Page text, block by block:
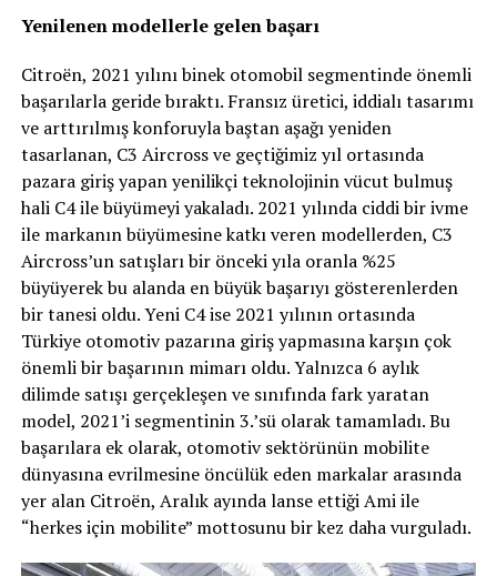
Yenilenen modellerle gelen başarı
Citroën, 2021 yılını binek otomobil segmentinde önemli
başarılarla geride bıraktı. Fransız üretici, iddialı tasarımı
ve arttırılmış konforuyla baştan aşağı yeniden
tasarlanan, C3 Aircross ve geçtiğimiz yıl ortasında
pazara giriş yapan yenilikçi teknolojinin vücut bulmuş
hali C4 ile büyümeyi yakaladı. 2021 yılında ciddi bir ivme
ile markanın büyümesine katkı veren modellerden, C3
Aircross’un satışları bir önceki yıla oranla %25
büyüyerek bu alanda en büyük başarıyı gösterenlerden
bir tanesi oldu. Yeni C4 ise 2021 yılının ortasında
Türkiye otomotiv pazarına giriş yapmasına karşın çok
önemli bir başarının mimarı oldu. Yalnızca 6 aylık
dilimde satışı gerçekleşen ve sınıfında fark yaratan
model, 2021’i segmentinin 3.’sü olarak tamamladı. Bu
başarılara ek olarak, otomotiv sektörünün mobilite
dünyasına evrilmesine öncülük eden markalar arasında
yer alan Citroën, Aralık ayında lanse ettiği Ami ile
“herkes için mobilite” mottosunu bir kez daha vurguladı.